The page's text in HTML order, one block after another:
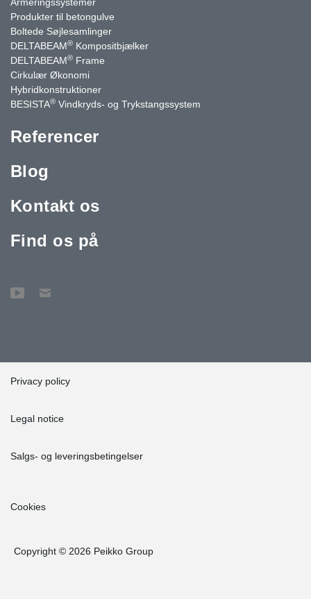
Produkter til betongulve
Boltede Søjlesamlinger
DELTABEAM® Kompositbjælker
DELTABEAM® Frame
Cirkulær Økonomi
Hybridkonstruktioner
BESISTA® Vindkryds- og Trykstangssystem
Referencer
Blog
Kontakt os
Find os på
Privacy policy
Legal notice
Salgs- og leveringsbetingelser
Cookies
Copyright © 2026 Peikko Group